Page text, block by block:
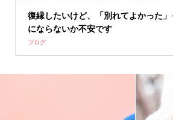
復縁したいけど、「別れてよかった
にならないか不安です
ブログ